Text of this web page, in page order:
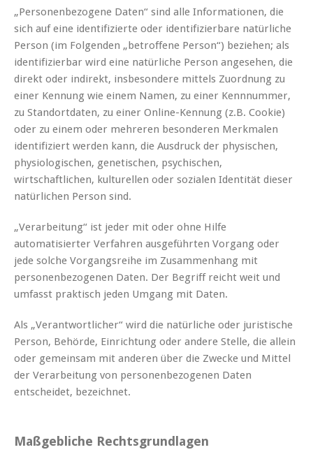
„Personenbezogene Daten“ sind alle Informationen, die
sich auf eine identifizierte oder identifizierbare natürliche
Person (im Folgenden „betroffene Person“) beziehen; als
identifizierbar wird eine natürliche Person angesehen, die
direkt oder indirekt, insbesondere mittels Zuordnung zu
einer Kennung wie einem Namen, zu einer Kennnummer,
zu Standortdaten, zu einer Online-Kennung (z.B. Cookie)
oder zu einem oder mehreren besonderen Merkmalen
identifiziert werden kann, die Ausdruck der physischen,
physiologischen, genetischen, psychischen,
wirtschaftlichen, kulturellen oder sozialen Identität dieser
natürlichen Person sind.
„Verarbeitung“ ist jeder mit oder ohne Hilfe
automatisierter Verfahren ausgeführten Vorgang oder
jede solche Vorgangsreihe im Zusammenhang mit
personenbezogenen Daten. Der Begriff reicht weit und
umfasst praktisch jeden Umgang mit Daten.
Als „Verantwortlicher“ wird die natürliche oder juristische
Person, Behörde, Einrichtung oder andere Stelle, die allein
oder gemeinsam mit anderen über die Zwecke und Mittel
der Verarbeitung von personenbezogenen Daten
entscheidet, bezeichnet.
Maßgebliche Rechtsgrundlagen